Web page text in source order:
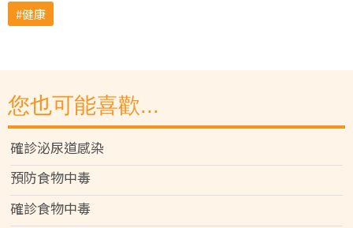
健康
您也可能喜歡...
確診泌尿道感染
預防食物中毒
確診食物中毒